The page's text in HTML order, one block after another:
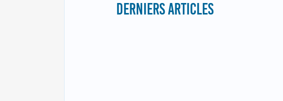
DERNIERS ARTICLES